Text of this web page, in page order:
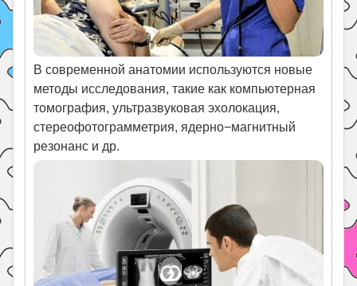
В современной анатомии используются новые
методы исследования, такие как компьютерная
томография, ультразвуковая эхолокация,
стереофотограмметрия, ядерно−магнитный
резонанс и др.